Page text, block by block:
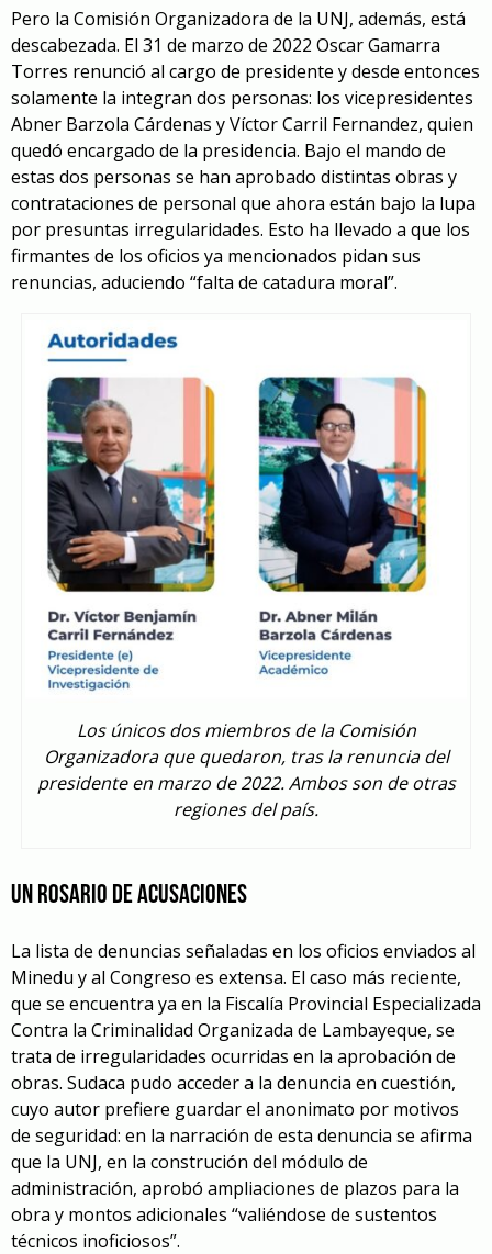
Pero la Comisión Organizadora de la UNJ, además, está
descabezada. El 31 de marzo de 2022 Oscar Gamarra
Torres renunció al cargo de presidente y desde entonces
solamente la integran dos personas: los vicepresidentes
Abner Barzola Cárdenas y Víctor Carril Fernandez, quien
quedó encargado de la presidencia. Bajo el mando de
estas dos personas se han aprobado distintas obras y
contrataciones de personal que ahora están bajo la lupa
por presuntas irregularidades. Esto ha llevado a que los
firmantes de los oficios ya mencionados pidan sus
renuncias, aduciendo “falta de catadura moral”.
Los únicos dos miembros de la Comisión
Organizadora que quedaron, tras la renuncia del
presidente en marzo de 2022. Ambos son de otras
regiones del país.
UN ROSARIO DE ACUSACIONES
La lista de denuncias señaladas en los oficios enviados al
Minedu y al Congreso es extensa. El caso más reciente,
que se encuentra ya en la Fiscalía Provincial Especializada
Contra la Criminalidad Organizada de Lambayeque, se
trata de irregularidades ocurridas en la aprobación de
obras. Sudaca pudo acceder a la denuncia en cuestión,
cuyo autor prefiere guardar el anonimato por motivos
de seguridad: en la narración de esta denuncia se afirma
que la UNJ, en la construción del módulo de
administración, aprobó ampliaciones de plazos para la
obra y montos adicionales “valiéndose de sustentos
técnicos inoficiosos”.